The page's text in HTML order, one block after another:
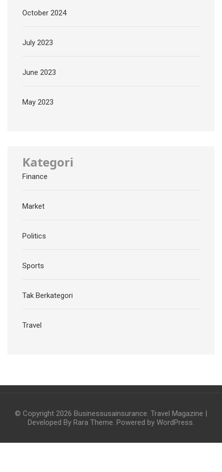
October 2024
July 2023
June 2023
May 2023
Kategori
Finance
Market
Politics
Sports
Tak Berkategori
Travel
© Copyright 2026 Businessusainsurance. Travel Magazine |
Developed By Rara Theme. Powered by WordPress.